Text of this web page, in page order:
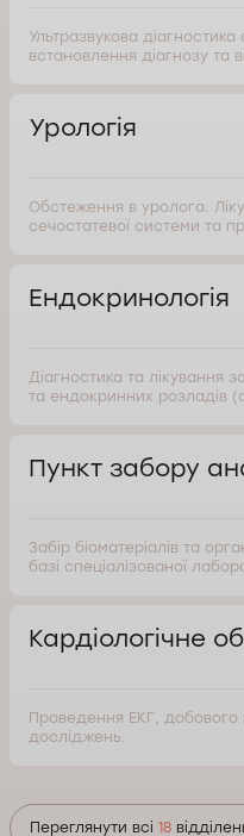
Ультразвукова діагностика
встановлення діагнозу та
Урологія
Обстеження в уролога.
сечостатевої системи та
Ендокринологія
Діагностика та лікування
та ендокринних розладів
Пункт забору
Забір біоматеріалів та
базі спеціалізованої
Кардіологічне
Проведення ЕКГ, добового
досліджень.
Переглянути всі 18